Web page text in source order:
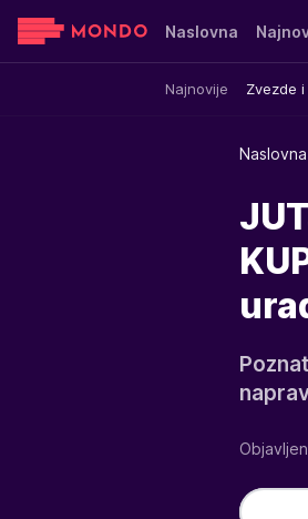
Naslovna
Najnovije Zvezde
Sensa Stvar
Naslovna